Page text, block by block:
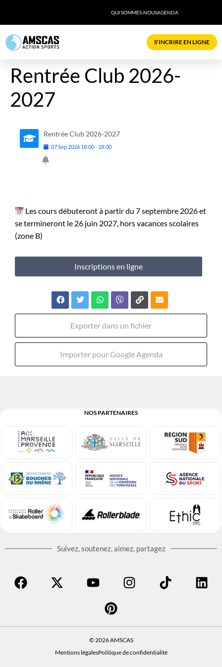
QUI SOMMES-NOUSAGENDA
S'INCRIRE EN LIGNE
Rentrée Club 2026-
2027
Rentrée Club 2026-2027
07Sep 2026 18:00- 18:00
Les cours débuteront à partir du 7 septembre 2026 et
se termineront le 26 juin 2027, hors vacances scolaires
(zone B)
Inscriptions en ligne
Exporter dans un fichier
Importer pour Google Agenda
NOS PARTENAIRES
Suivez, soutenez, aimez, partagez
© 2026 AMSCAS
Mentions légalesPolitique de confidentialité